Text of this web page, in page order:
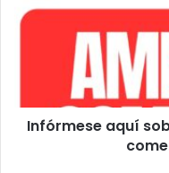
las
en
Infórmese aquí